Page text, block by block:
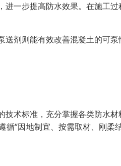
一步提高防水效果。在施工
剂则能有效改善混凝土的可
术标准，充分掌握各类防水
“因地制宜、按需取材、刚柔